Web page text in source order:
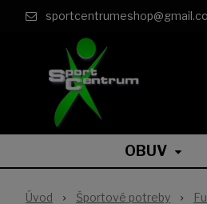
OBUV
Úvod Športové potreby